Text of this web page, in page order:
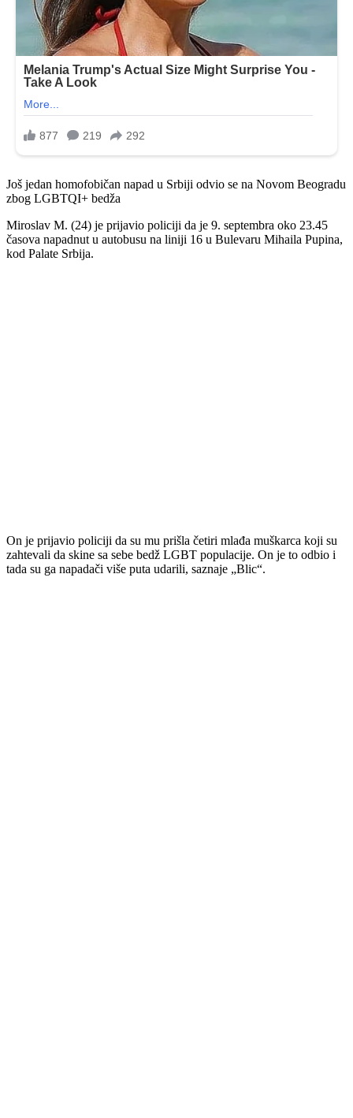
Još jedan homofobičan napad u Srbiji odvio se na Novom Beogradu
zbog LGBTQI+ bedža
Miroslav M. (24) je prijavio policiji da je 9. septembra oko 23.45
časova napadnut u autobusu na liniji 16 u Bulevaru Mihaila Pupina,
kod Palate Srbija.
On je prijavio policiji da su mu prišla četiri mlađa muškarca koji su
zahtevali da skine sa sebe bedž LGBT populacije. On je to odbio i
tada su ga napadači više puta udarili, saznaje „Blic“.